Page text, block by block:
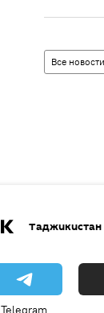
Все новости
Таджикистан
Telegram